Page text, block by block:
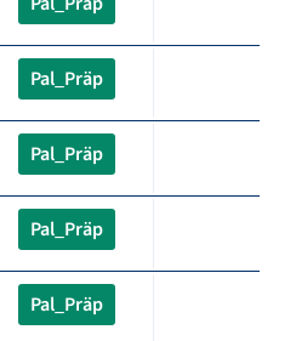
Pal_Präp
Pal_Präp
Pal_Präp
Pal_Präp